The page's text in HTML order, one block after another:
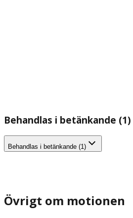
Behandlas i betänkande (1)
Behandlas i betänkande (1)
Övrigt om motionen